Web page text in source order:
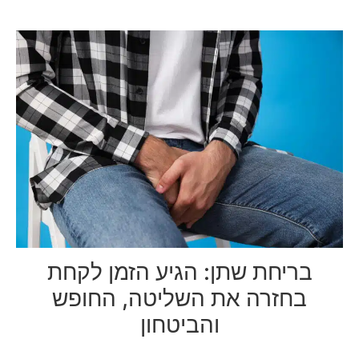
בריחת שתן: הגיע הזמן לקחת
בחזרה את השליטה, החופש
והביטחון